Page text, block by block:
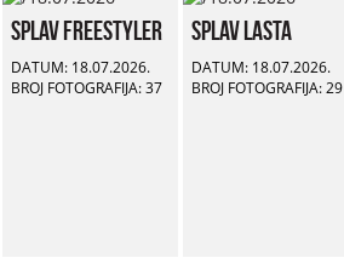
Splav Freestyler
DATUM: 18.07.2026.
BROJ FOTOGRAFIJA: 37
Splav Lasta
DATUM: 18.07.2026.
BROJ FOTOGRAFIJA: 29